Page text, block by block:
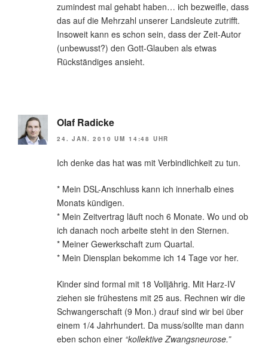
zumindest mal gehabt haben… ich bezweifle, dass
das auf die Mehrzahl unserer Landsleute zutrifft.
Insoweit kann es schon sein, dass der Zeit-Autor
(unbewusst?) den Gott-Glauben als etwas
Rückständiges ansieht.
Olaf Radicke
24. JAN. 2010 UM 14:48 UHR
Ich denke das hat was mit Verbindlichkeit zu tun.
* Mein DSL-Anschluss kann ich innerhalb eines
Monats kündigen.
* Mein Zeitvertrag läuft noch 6 Monate. Wo und ob
ich danach noch arbeite steht in den Sternen.
* Meiner Gewerkschaft zum Quartal.
* Mein Diensplan bekomme ich 14 Tage vor her.
Kinder sind formal mit 18 Volljährig. Mit Harz-IV
ziehen sie frühestens mit 25 aus. Rechnen wir die
Schwangerschaft (9 Mon.) drauf sind wir bei über
einem 1/4 Jahrhundert. Da muss/sollte man dann
eben schon einer “kollektive Zwangsneurose.”